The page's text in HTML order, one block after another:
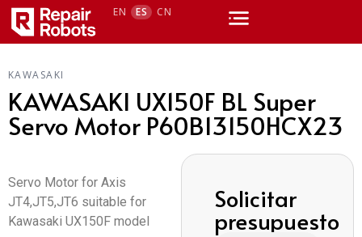
EN ES CN
KAWASAKI
KAWASAKI UX150F BL Super
Servo Motor P60B13150HCX23
Servo Motor for Axis
JT4,JT5,JT6 suitable for
Kawasaki UX150F model
Solicitar
presupuesto